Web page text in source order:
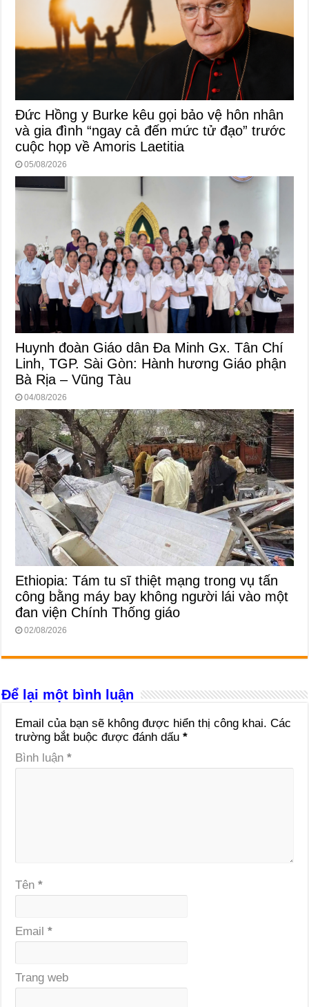
Đức Hồng y Burke kêu gọi bảo vệ hôn nhân
và gia đình “ngay cả đến mức tử đạo” trước
cuộc họp về Amoris Laetitia
05/08/2026
Huynh đoàn Giáo dân Đa Minh Gx. Tân Chí
Linh, TGP. Sài Gòn: Hành hương Giáo phận
Bà Rịa – Vũng Tàu
04/08/2026
Ethiopia: Tám tu sĩ thiệt mạng trong vụ tấn
công bằng máy bay không người lái vào một
đan viện Chính Thống giáo
02/08/2026
Để lại một bình luận
Email của bạn sẽ không được hiển thị công khai. Các
trường bắt buộc được đánh dấu*
Bình luận*
Tên*
Email*
Trang web